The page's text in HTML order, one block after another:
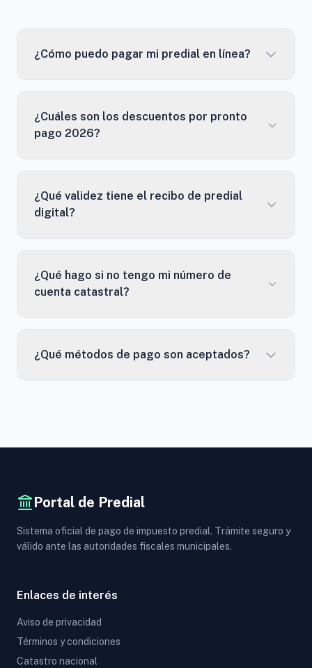
¿Cómo puedo pagar mi predial en línea?
¿Cuáles son los descuentos por pronto
pago 2026?
¿Qué validez tiene el recibo de predial
digital?
¿Qué hago si no tengo mi número de
cuenta catastral?
¿Qué métodos de pago son aceptados?
Portal de Predial
Sistema oficial de pago de impuesto predial. Trámite seguro y
válido ante las autoridades fiscales municipales.
Enlaces de interés
Aviso de privacidad
Términos y condiciones
Catastro nacional